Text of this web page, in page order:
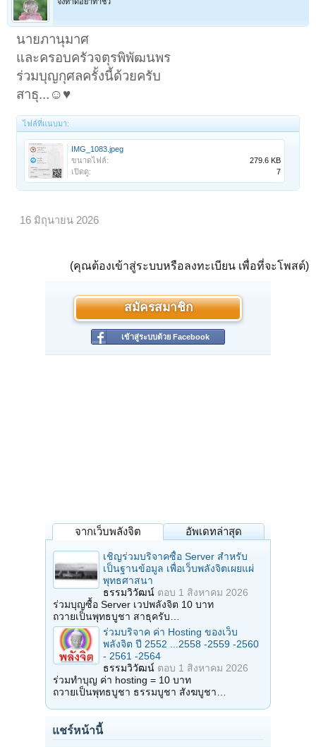
นายภานุมาศ
และครอบครัวจตุรพิพัฒนพร
ร่วมบุญกุศลครั้งนี้ด้วยครับ
สาธุ...☺️♥️
ไฟล์ที่แนบมา:
IMG_1083.jpeg
ขนาดไฟล์:
279.6 KB
เปิดดู:
7
16 มิถุนายน 2026
(คุณต้องเข้าสู่ระบบหรือลงทะเบียน เพื่อที่จะโพสต์)
สมัครสมาชิก
เข้าสู่ระบบด้วย Facebook
จากเว็บพลังจิต อัพเดทล่าสุด
เชิญร่วมบริจาคซื้อ Server สำหรับ
เป็นฐานข้อมูล เพื่อเว็บพลังจิตเผยแผ่
พุทธศาสนา
ธรรมวิวัฒน์ ตอบ 1 สิงหาคม 2026
ร่วมบุญซื้อ Server เวปพลังจิต 10 บาท
ถวายเป็นพุทธบูชา สาธุครับ…
ร่วมบริจาค ค่า Hosting ของเว็บ
พลังจิต ปี 2552 ...2558 -2559 -2560
- 2561 -2564
ธรรมวิวัฒน์ ตอบ 1 สิงหาคม 2026
ร่วมทำบุญ ค่า hosting = 10 บาท
ถวายเป็นพุทธบูชา ธรรมบูชา สังฆบูชา…
แชร์หน้านี้